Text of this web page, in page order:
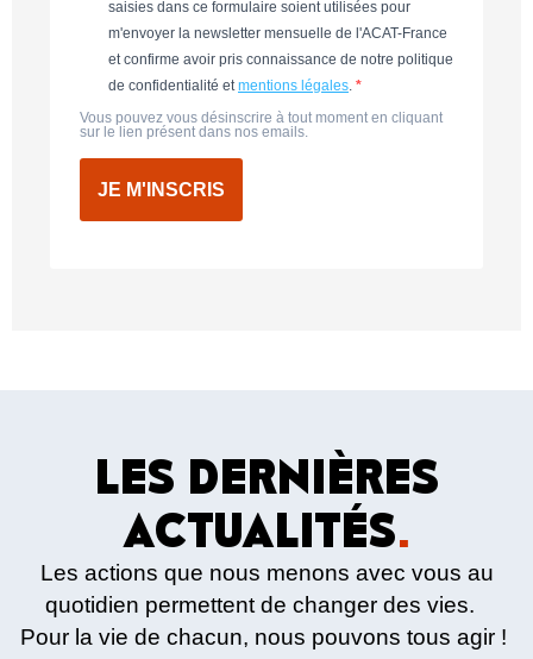
saisies dans ce formulaire soient utilisées pour
m'envoyer la newsletter mensuelle de l'ACAT-France
et confirme avoir pris connaissance de notre politique
de confidentialité et mentions légales
Vous pouvez vous désinscrire à tout moment en cliquant
sur le lien présent dans nos emails.
JE M'INSCRIS
LES DERNIÈRES
ACTUALITÉS.
Les actions que nous menons avec vous au
quotidien permettent de changer des vies.
Pour la vie de chacun, nous pouvons tous agir !